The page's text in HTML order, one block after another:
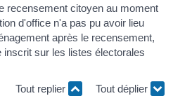
recensement citoyen au moment
d'office n'a pas pu avoir lieu
après le recensement,
inscrit sur les listes électorales
Tout replier
Tout déplier